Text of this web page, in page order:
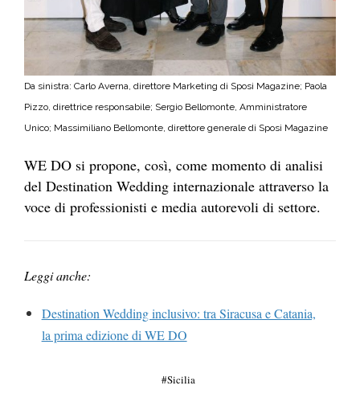
Da sinistra: Carlo Averna, direttore Marketing di Sposi Magazine; Paola
Pizzo, direttrice responsabile; Sergio Bellomonte, Amministratore
Unico; Massimiliano Bellomonte, direttore generale di Sposi Magazine
WE DO si propone, così, come momento di analisi
del Destination Wedding internazionale attraverso la
voce di professionisti e media autorevoli di settore.
Leggi anche:
Destination Wedding inclusivo: tra Siracusa e Catania,
la prima edizione di WE DO
Sicilia